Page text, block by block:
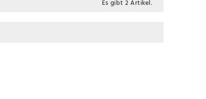
Es gibt 2 Artikel.